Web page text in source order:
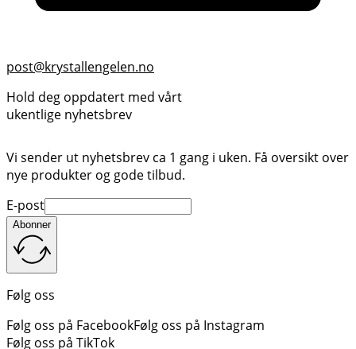
post@krystallengelen.no
Hold deg oppdatert med vårt
ukentlige nyhetsbrev
Vi sender ut nyhetsbrev ca 1 gang i uken. Få oversikt over
nye produkter og gode tilbud.
E-post
Abonner
Følg oss
Følg oss på FacebookFølg oss på Instagram
Følg oss på TikTok